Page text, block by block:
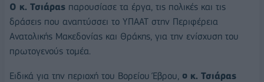
Ο κ. Τσιάρας παρουσίασε τα έργα, τις πολικές και τις
δράσεις που αναπτύσσει το ΥΠΑΑΤ στην Περιφέρεια
Ανατολικής Μακεδονίας και Θράκης, για την ενίσχυση του
πρωτογενούς τομέα.
Ειδικά για την περιοχή του Βορείου Έβρου, ο κ. Τσιάρας